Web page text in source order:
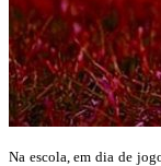
Na escola, em dia de